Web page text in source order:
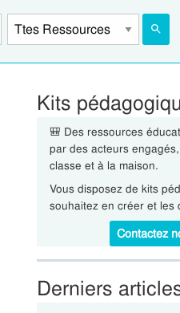
Kits
🎒 Des ressources
par des acteurs
classe et à la maison.
Vous disposez de kits
souhaitez en créer et les
Contactez
Derniers